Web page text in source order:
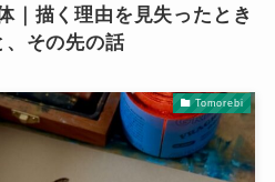
｜描く理由を見失ったとき
、その先の話
Tomorebi